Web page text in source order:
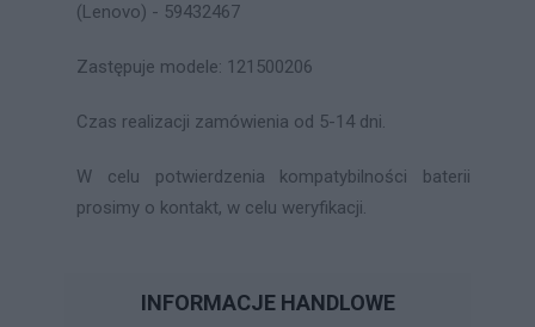
(Lenovo) - 59432467
Zastępuje modele: 121500206
Czas realizacji zamówienia od 5-14 dni.
W celu potwierdzenia kompatybilności baterii
prosimy o kontakt, w celu weryfikacji.
INFORMACJE HANDLOWE